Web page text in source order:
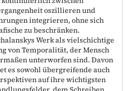
oszillieren und
integrieren, ohne sich
zu beschränken.
Werk als vielschichtige
von Temporalität, der Mensch
unterworfen sind. Davon
es sowohl übergreifende auch
auf ihre wichtigsten